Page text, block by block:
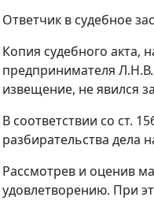
Ответчик в судебное
Копия судебного акта,
предпринимателя
извещение, не явился
В соответствии со ст.
разбирательства дела
Рассмотрев и оценив
удовлетворению. При